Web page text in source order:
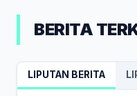
BERITA
LIPUTAN BERITA